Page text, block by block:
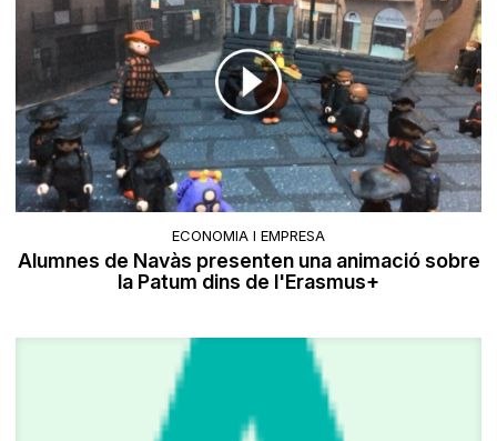
ECONOMIA I EMPRESA
Alumnes de Navàs presenten una animació sobre
la Patum dins de l'Erasmus+